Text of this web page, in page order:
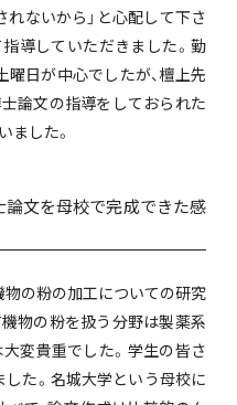
ないから」と心配して下さ
導していただきました。勤
日が中心でしたが、檀上先
論文の指導をしておられた
ました。
論文を母校で完成できた感
の粉の加工についての研究
物の粉を扱う分野は製薬系
変貴重でした。学生の皆さ
た。名城大学という母校に